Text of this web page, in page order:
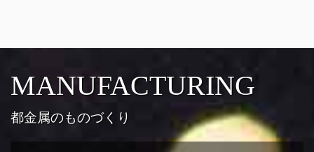
MANUFACTURING
都金属のものづくり